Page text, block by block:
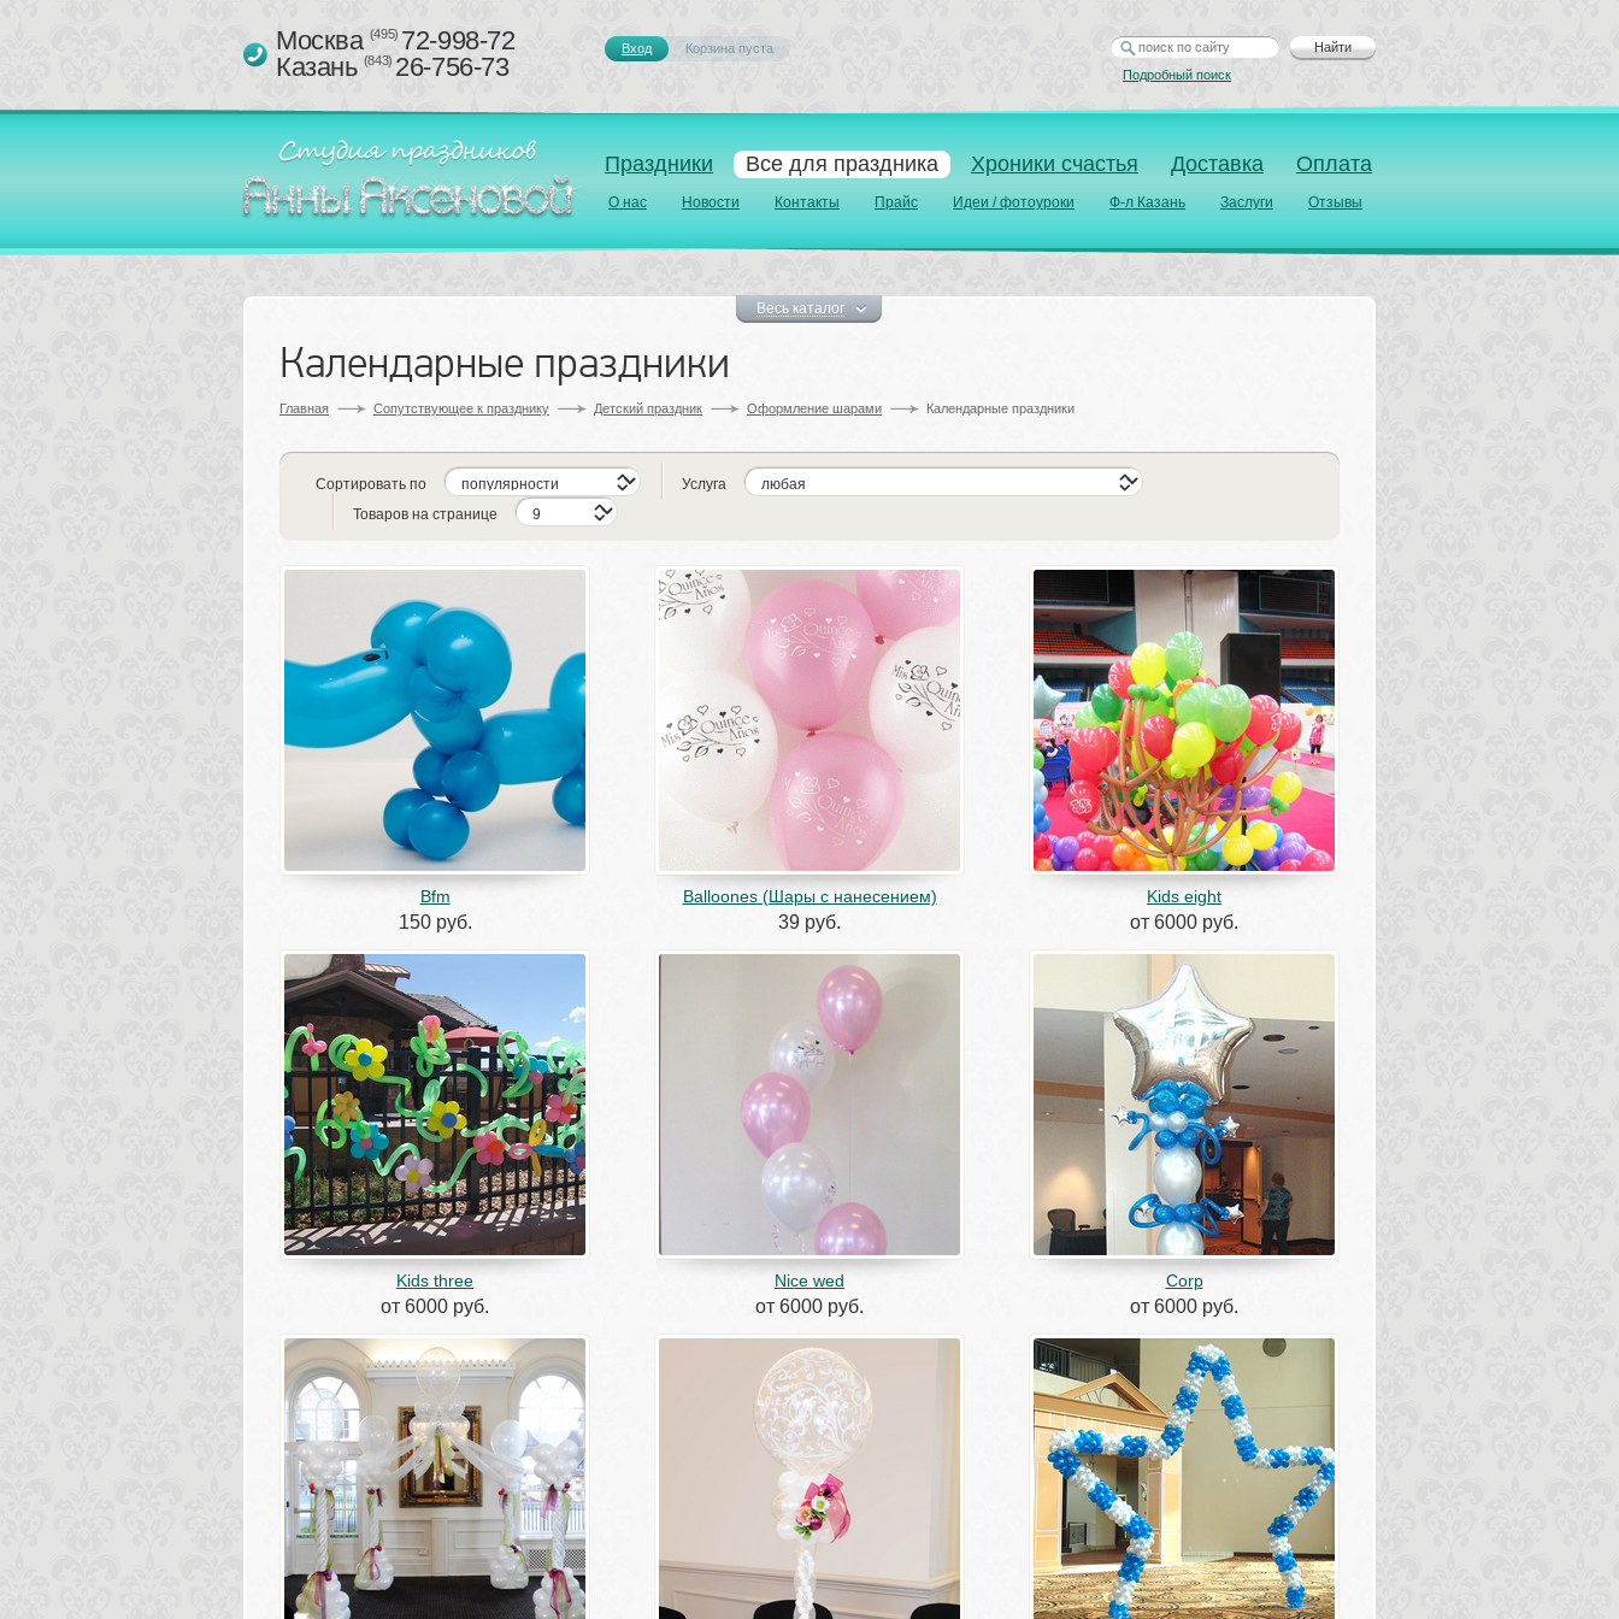
Праздники Все для праздника Хроники счастья Доставка Оплата
О нас Новости Контакты Прайс Идеи / фотоуроки Ф-л Казань Заслуги Отзывы
Москва (495)72-998-72
Казань (843)26-756-73
Вход Корзина пуста
Найти
Подробный поиск
Весь каталог
Календарные праздники
Главная Сопутствующее к празднику Детский праздник Оформление шарами Календарные праздники
Сортировать по
Услуга
Товаров на странице
Bfm
150 руб.
Balloones (Шары с нанесением)
39 руб.
Kids eight
от 6000 руб.
Kids three
от 6000 руб.
Nice wed
от 6000 руб.
Corp
от 6000 руб.